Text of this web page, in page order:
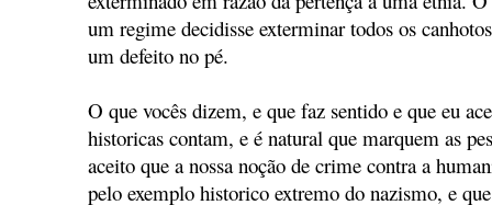
um regime decidisse exterminar todos os
um defeito no pé.
O que vocês dizem, e que faz sentido e que eu
historicas contam, e é natural que marquem as
aceito que a nossa noção de crime contra a
pelo exemplo historico extremo do nazismo, e